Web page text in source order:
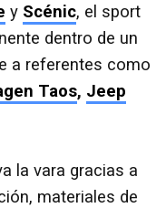
y Scénic, el sport
dentro de un
a referentes como
Taos, Jeep
la vara gracias a
materiales de